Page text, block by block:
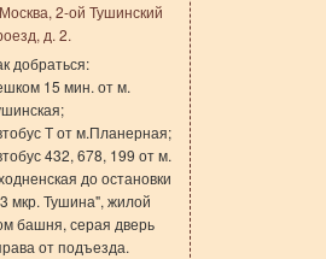
2-ой Тушинский
д. 2.
добраться:
15 мин. от м.
Т от м.Планерная;
432, 678, 199 от м.
до остановки
мкр. Тушина", жилой
башня, серая дверь
от подъезда.